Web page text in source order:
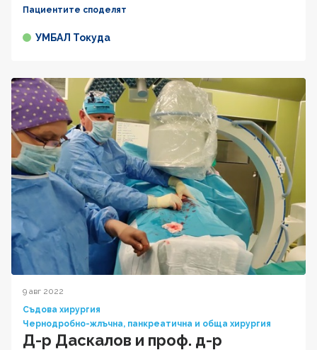
Пациентите споделят
УМБАЛ Токуда
9 авг 2022
Съдова хирургия
Чернодробно-жлъчна, панкреатична и обща хирургия
Д-р Даскалов и проф. д-р